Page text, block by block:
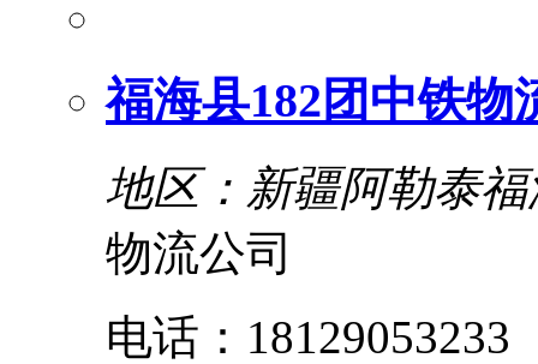
福海县182团中铁物
地区：新疆阿勒泰福
物流公司
电话：18129053233